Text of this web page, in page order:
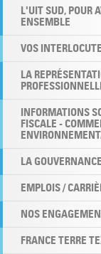
L'UIT SUD, POUR
ENSEMBLE
VOS
LA
INFORMATIONS
FISCALE -
LA GOUVERNANCE
EMPLOIS /
NOS
FRANCE TERRE